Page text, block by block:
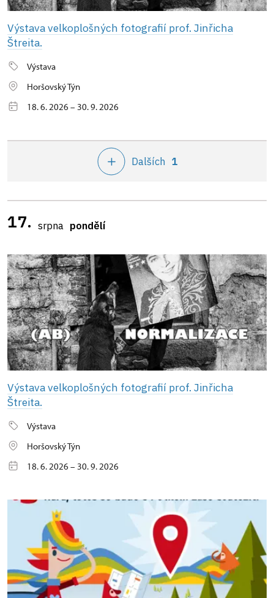
Výstava velkoplošných fotografií prof. Jinřicha
Štreita.
Výstava
Horšovský Týn
18. 6. 2026 – 30. 9. 2026
Dalších 1
17. srpna pondělí
Výstava velkoplošných fotografií prof. Jinřicha
Štreita.
Výstava
Horšovský Týn
18. 6. 2026 – 30. 9. 2026